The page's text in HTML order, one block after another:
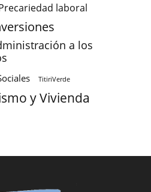
laboral
a los
TitiriVerde
y Vivienda